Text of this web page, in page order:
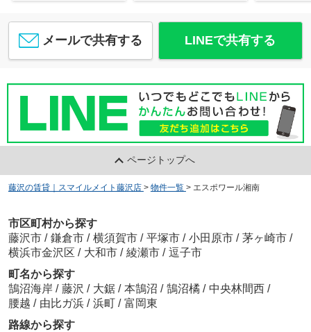
メールで共有する LINEで共有する
ページトップへ
藤沢の賃貸｜スマイルメイト藤沢店 > 物件一覧 > エスポワール湘南
市区町村から探す
藤沢市 / 鎌倉市 / 横須賀市 / 平塚市 / 小田原市 / 茅ヶ崎市 /
横浜市金沢区 / 大和市 / 綾瀬市 / 逗子市
町名から探す
鵠沼海岸 / 藤沢 / 大鋸 / 本鵠沼 / 鵠沼橘 / 中央林間西 /
腰越 / 由比ガ浜 / 浜町 / 富岡東
路線から探す